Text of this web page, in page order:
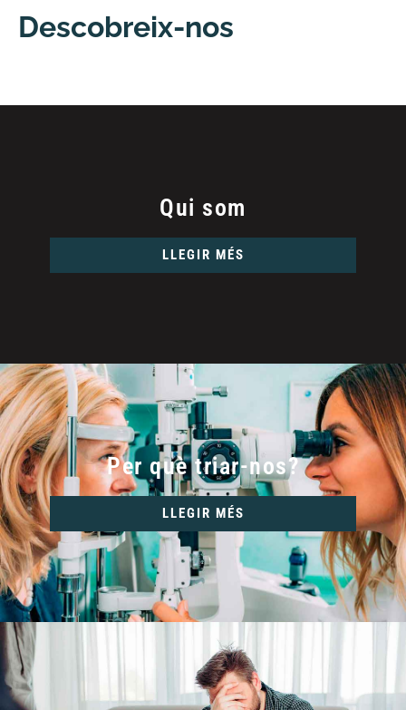
sense dependre de
Descobreix-nos
Qui som
LLEGIR MÉS
Per què triar-nos?
LLEGIR MÉS